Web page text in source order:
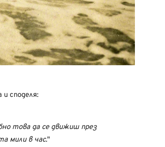
споделя:
това да се движиш през
мили в час.